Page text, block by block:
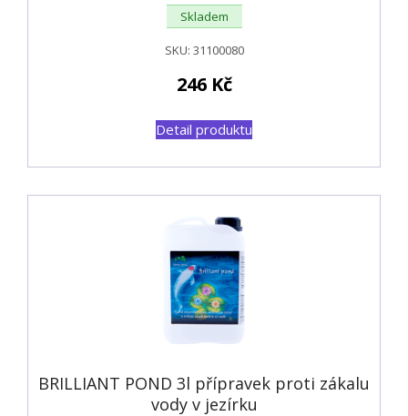
Skladem
SKU: 31100080
246 Kč
Detail produktu
BRILLIANT POND 3l přípravek proti zákalu
vody v jezírku